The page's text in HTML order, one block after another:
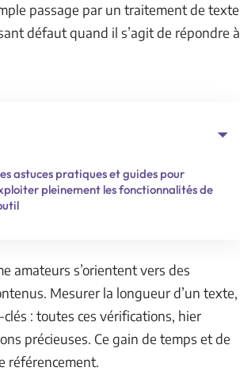
passage par un traitement de texte
défaut quand il s’agit de répondre à
astuces pratiques et guides pour
pleinement les fonctionnalités de
amateurs s’orientent vers des
Mesurer la longueur d’un texte,
: toutes ces vérifications, hier
précieuses. Ce gain de temps et de
référencement.